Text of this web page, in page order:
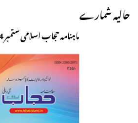
حالیہ شمارے
ماہنامہ حجاب اسلامی ستمبر 2024